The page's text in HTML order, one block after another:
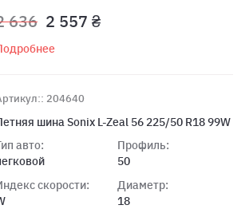
636 2 557 ₴
204640
шина Sonix L-Zeal 56 225/50 R18 99W
авто:
скорости:
Профиль:
50
Диаметр:
18